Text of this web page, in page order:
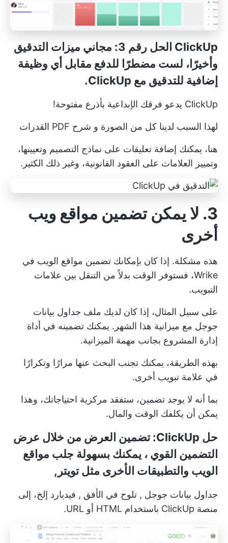
ClickUp الحل رقم 3: مجاني
ميزات التدقيق
وأخيرًا، لست مضطرًا للدفع مقابل أي وظيفة
إضافية للتدقيق مع ClickUp.
ClickUp يدعو فرقك الإبداعية بأذرع مفتوحة!
لهذا السبب لدينا كل من الصورة و شرح PDF القدرات
هنا، يمكنك إضافة تعليقات على نماذج التصميم وتعيينها،
وتمييز العلامات على العقود القانونية، وغير ذلك الكثير.
3. لا يمكن تضمين مواقع ويب
أخرى
هذه مشكلة. إذا كان بإمكانك تضمين مواقع الويب في
Wrike، فستوفر الوقت بدلاً من التنقل بين علامات
التبويب.
على سبيل المثال، إذا كان لديك ملف جداول بيانات
جوجل مع ميزانية هذا الشهر. يمكنك تضمينه في أداة
إدارة المشروع بجانب مهمة الميزانية.
بهذه الطريقة، يمكنك تجنب البحث عنها مرارًا وتكرارًا
في علامة تبويب أخرى.
بما أنه لا يوجد تضمين، ستفقد مركزية احتياجاتك، وهذا
يمكن أن يكلفك الوقت والمال.
حل ClickUp: تضمين العرض من خلال عرض
التضمين القوي ، يمكنك بسهولة جلب مواقع
الويب والتطبيقات الأخرى مثل تويتر,
جداول بيانات جوجل , تلوح في الأفق , فيديارد إلخ، إلى
منصة ClickUp باستخدام HTML أو URL.